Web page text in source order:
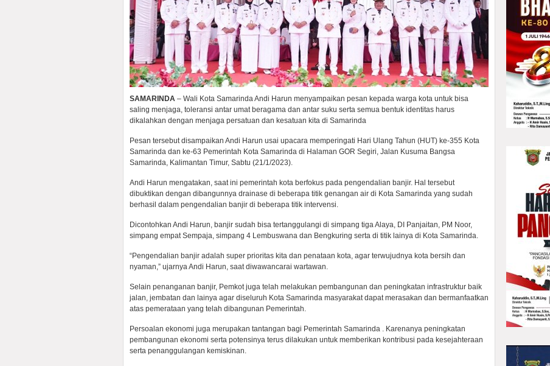
SAMARINDA – Wali Kota Samarinda Andi Harun menyampaikan pesan kepada warga kota untuk bisa
saling menjaga, toleransi antar umat beragama dan antar suku serta semua bentuk identitas harus
dikalahkan dengan menjaga persatuan dan kesatuan kita di Samarinda
Pesan tersebut disampaikan Andi Harun usai upacara memperingati Hari Ulang Tahun (HUT) ke-355 Kota
Samarinda dan ke-63 Pemerintah Kota Samarinda di Halaman GOR Segiri, Jalan Kusuma Bangsa
Samarinda, Kalimantan Timur, Sabtu (21/1/2023).
Andi Harun mengatakan, saat ini pemerintah kota berfokus pada pengendalian banjir. Hal tersebut
dibuktikan dengan dibangunnya drainase di beberapa titik genangan air di Kota Samarinda yang sudah
berhasil dalam pengendalian banjir di beberapa titik intervensi.
Dicontohkan Andi Harun, banjir sudah bisa tertanggulangi di simpang tiga Alaya, DI Panjaitan, PM Noor,
simpang empat Sempaja, simpang 4 Lembuswana dan Bengkuring serta di titik lainya di Kota Samarinda.
“Pengendalian banjir adalah super prioritas kita dan penataan kota, agar terwujudnya kota bersih dan
nyaman,” ujarnya Andi Harun, saat diwawancarai wartawan.
Selain penanganan banjir, Pemkot juga telah melakukan pembangunan dan peningkatan infrastruktur baik
jalan, jembatan dan lainya agar diseluruh Kota Samarinda masyarakat dapat merasakan dan bermanfaatkan
atas pemerataan yang telah dibangunan Pemerintah.
Persoalan ekonomi juga merupakan tantangan bagi Pemerintah Samarinda . Karenanya peningkatan
pembangunan ekonomi serta potensinya terus dilakukan untuk memberikan kontribusi pada kesejahteraan
serta penanggulangan kemiskinan.